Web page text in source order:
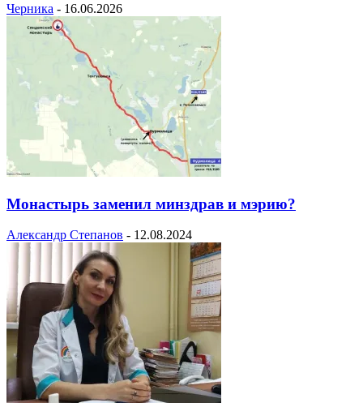
Черника - 16.06.2026
Монастырь заменил минздрав и мэрию?
Александр Степанов - 12.08.2024